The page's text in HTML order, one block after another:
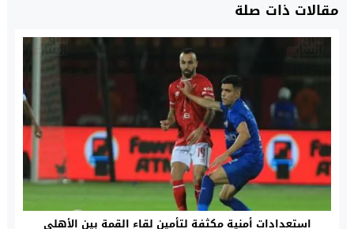
مقالات ذات صلة
استعدادات أمنية مكثفة لتأمين لقاء القمة بين الأهلي